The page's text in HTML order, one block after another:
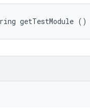
getTestModule ()